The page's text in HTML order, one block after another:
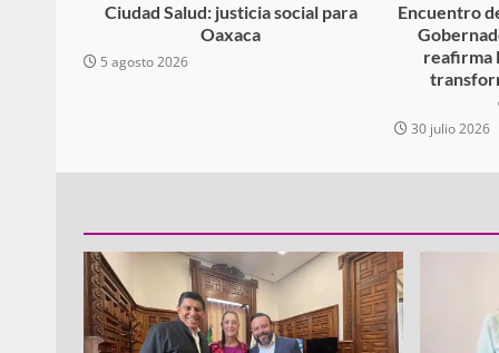
Ciudad Salud: justicia social para
Oaxaca
5 agosto 2026
Encuentro
reafirma
30 julio 2026